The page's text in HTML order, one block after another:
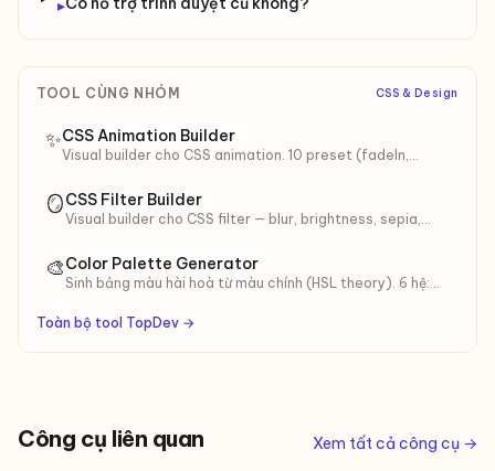
▸
TOOL CÙNG NHÓM CSS & Design
✨CSS Animation Builder
Visual builder cho CSS animation. 10 preset (fadeIn,
iteration.
🪞CSS Filter Builder
Visual builder cho CSS filter — blur, brightness, sepia,
Noir…).
🎨Color Palette Generator
Sinh bảng màu hài hoà từ màu chính (HSL theory). 6 hệ:
10 shades.
Toàn bộ tool TopDev →
Công cụ liên quan Xem tất cả công cụ →